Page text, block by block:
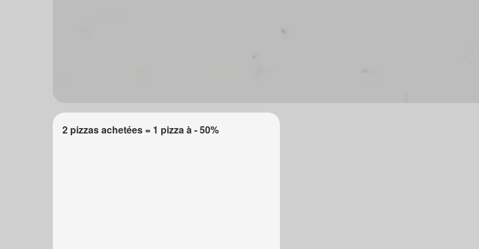
2 pizzas achetées = 1 pizza à - 50%